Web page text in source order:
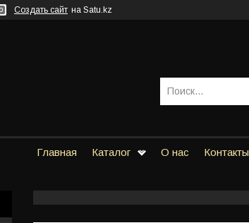
Создать сайт на Satu.kz
Главная Каталог О нас Контакты